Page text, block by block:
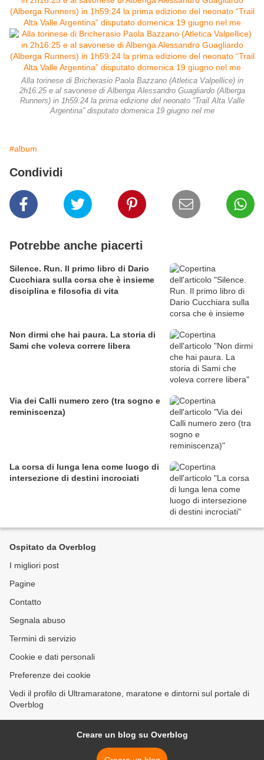
Alla torinese di Bricherasio Paola Bazzano (Atletica Valpellice) in
2h16:25 e al savonese di Albenga Alessandro Guagliardo (Alberga
Runners) in 1h59:24 la prima edizione del neonato “Trail Alta Valle
Argentina” disputato domenica 19 giugno nel me
#album
Condividi
Potrebbe anche piacerti
Silence. Run. Il primo libro di Dario
Cucchiara sulla corsa che è insieme
disciplina e filosofia di vita
Non dirmi che hai paura. La storia di
Sami che voleva correre libera
Via dei Calli numero zero (tra sogno e
reminiscenza)
La corsa di lunga lena come luogo di
intersezione di destini incrociati
Ospitato da Overblog
I migliori post
Pagine
Contatto
Segnala abuso
Termini di servizio
Cookie e dati personali
Preferenze dei cookie
Vedi il profilo di Ultramaratone, maratone e dintorni sul portale di
Overblog
Creare un blog su Overblog